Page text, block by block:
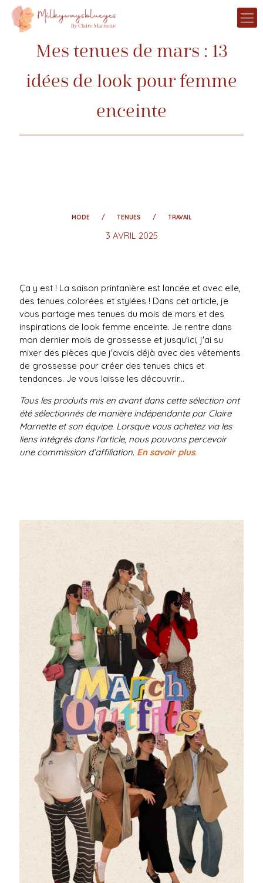
Mes tenues de mars : 13
idées de look pour femme
enceinte
MODE TENUES TRAVAIL
3 AVRIL 2025
Ça y est ! La saison printanière est lancée et avec elle,
des tenues colorées et stylées ! Dans cet article, je
vous partage mes tenues du mois de mars et des
inspirations de look femme enceinte. Je rentre dans
mon dernier mois de grossesse et jusqu'ici, j'ai su
mixer des pièces que j'avais déjà avec des vêtements
de grossesse pour créer des tenues chics et
tendances. Je vous laisse les découvrir...
Tous les produits mis en avant dans cette sélection ont
été sélectionnés de manière indépendante par Claire
Marnette et son équipe. Lorsque vous achetez via les
liens intégrés dans l’article, nous pouvons percevoir
une commission d’affiliation. En savoir plus.